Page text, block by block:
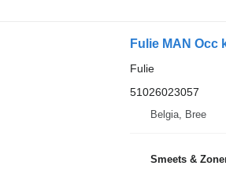
Fulie MAN Occ
Fulie
51026023057
Belgia, Bree
Smeets &